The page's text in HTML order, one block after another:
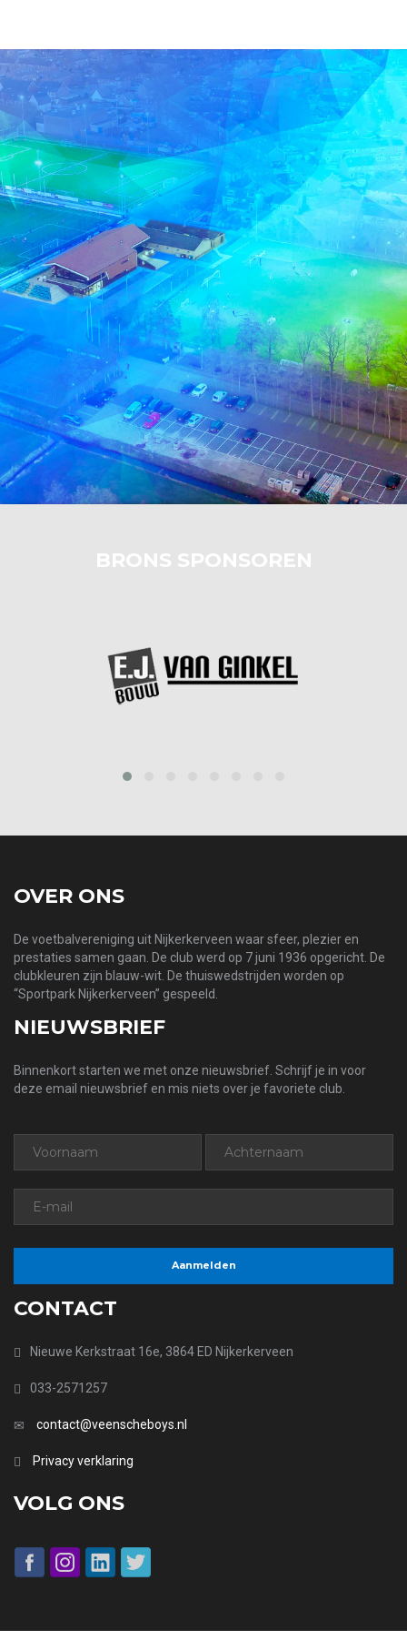
BRONS SPONSOREN
OVER ONS
De voetbalvereniging uit Nijkerkerveen waar sfeer, plezier en
prestaties samen gaan. De club werd op 7 juni 1936 opgericht. De
clubkleuren zijn blauw-wit. De thuiswedstrijden worden op
“Sportpark Nijkerkerveen” gespeeld.
NIEUWSBRIEF
Binnenkort starten we met onze nieuwsbrief. Schrijf je in voor
deze email nieuwsbrief en mis niets over je favoriete club.
CONTACT
Nieuwe Kerkstraat 16e, 3864 ED Nijkerkerveen
033-2571257
contact@veenscheboys.nl
Privacy verklaring
VOLG ONS